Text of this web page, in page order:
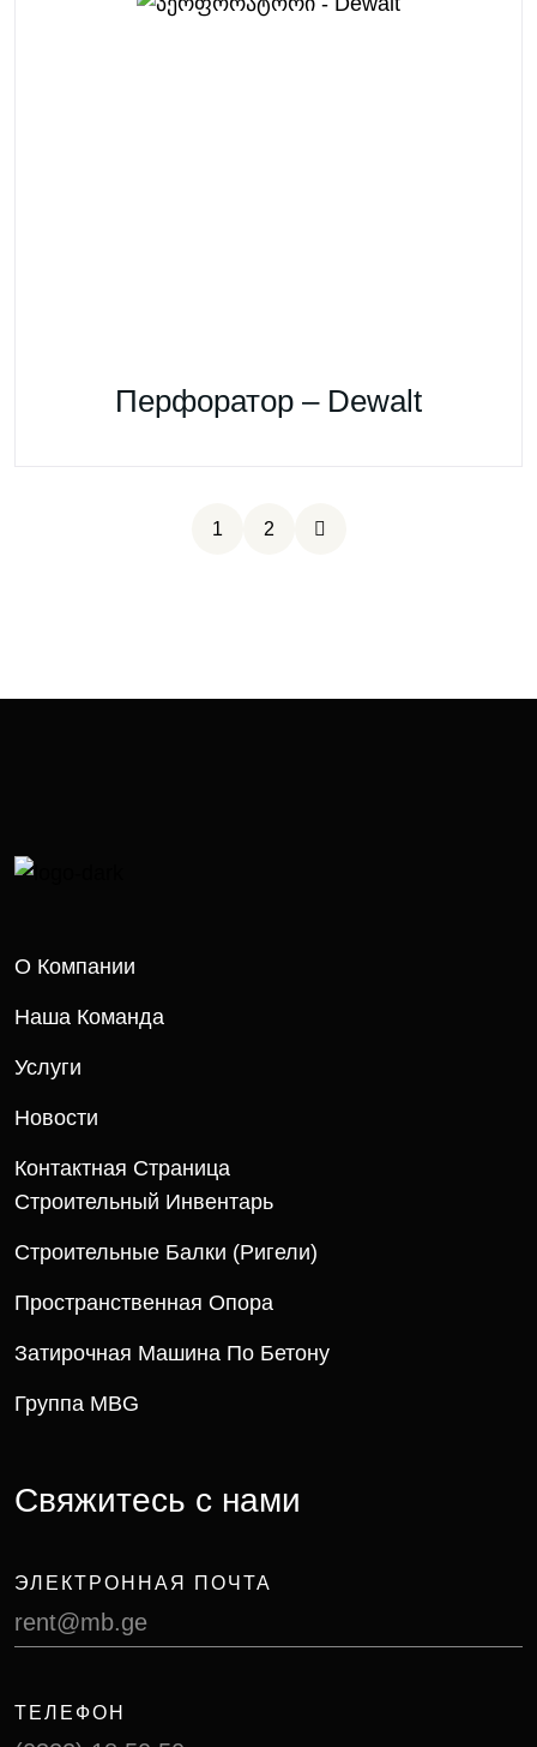
Перфоратор – Dewalt
1 2
О Компании
Наша Команда
Услуги
Новости
Контактная Страница
Строительный Инвентарь
Строительные Балки (ригели)
Пространственная Опора
Затирочная Машина По Бетону
Группа MBG
Свяжитесь с нами
ЭЛЕКТРОННАЯ ПОЧТА
rent@mb.ge
ТЕЛЕФОН